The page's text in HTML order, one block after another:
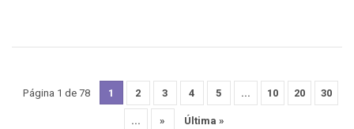
Página 1 de 78 1 2 3 4 5 ... 10 20
30
...
» Última »